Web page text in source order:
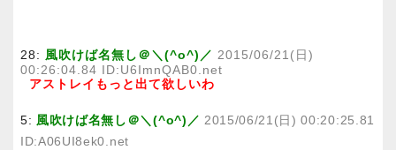
28: 風吹けば名無し＠＼(^o^)／ 2015/06/21(日)
00:26:04.84 ID:U6ImnQAB0.net
アストレイもっと出て欲しいわ
5: 風吹けば名無し＠＼(^o^)／ 2015/06/21(日) 00:20:25.81
ID:A06UI8ek0.net